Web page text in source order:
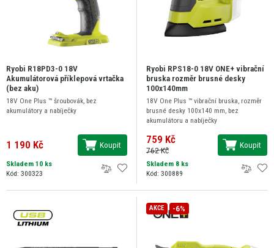
Ryobi R18PD3-0 18V
Akumulátorová příklepová vrtačka
(bez aku)
18V One Plus ™ šroubovák, bez
akumulátory a nabíječky
1 190 Kč Koupit
Skladem 10 ks
Kód: 300323
Ryobi RPS18-0 18V ONE+ vibrační
bruska rozměr brusné desky
100x140mm
18V One Plus ™ vibrační bruska, rozměr
brusné desky 100x140 mm, bez
akumulátoru a nabíječky
759 Kč
762 Kč
Koupit
Skladem 8 ks
Kód: 300889
AKCE -6%